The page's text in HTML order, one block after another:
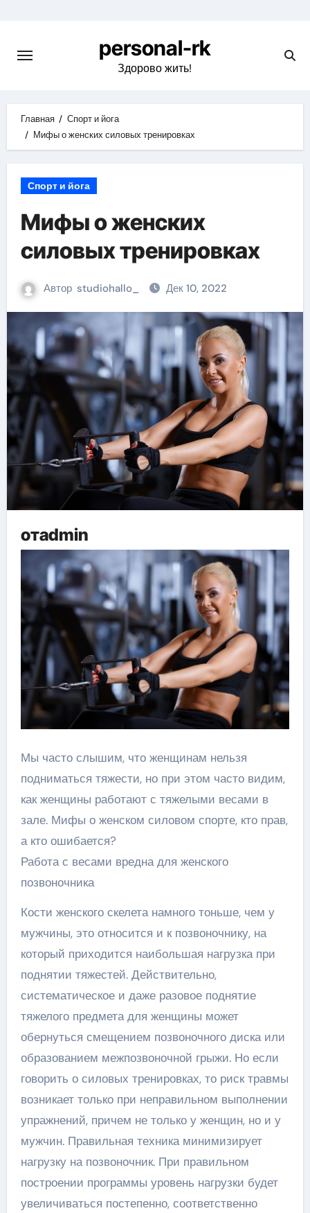
содержимому
personal-rk
Здорово жить!
Главная
Спорт и йога
Мифы о женских силовых тренировках
Спорт и йога
Мифы о женских
силовых тренировках
Автор studiohallo_ Дек 10, 2022
отadmin
Мы часто слышим, что женщинам нельзя
подниматься тяжести, но при этом часто видим,
как женщины работают с тяжелыми весами в
зале. Мифы о женском силовом спорте, кто прав,
а кто ошибается?
Работа с весами вредна для женского
позвоночника
Кости женского скелета намного тоньше, чем у
мужчины, это относится и к позвоночнику, на
который приходится наибольшая нагрузка при
поднятии тяжестей. Действительно,
систематическое и даже разовое поднятие
тяжелого предмета для женщины может
обернуться смещением позвоночного диска или
образованием межпозвоночной грыжи. Но если
говорить о силовых тренировках, то риск травмы
возникает только при неправильном выполнении
упражнений, причем не только у женщин, но и у
мужчин. Правильная техника минимизирует
нагрузку на позвоночник. При правильном
построении программы уровень нагрузки будет
увеличиваться постепенно, соответственно